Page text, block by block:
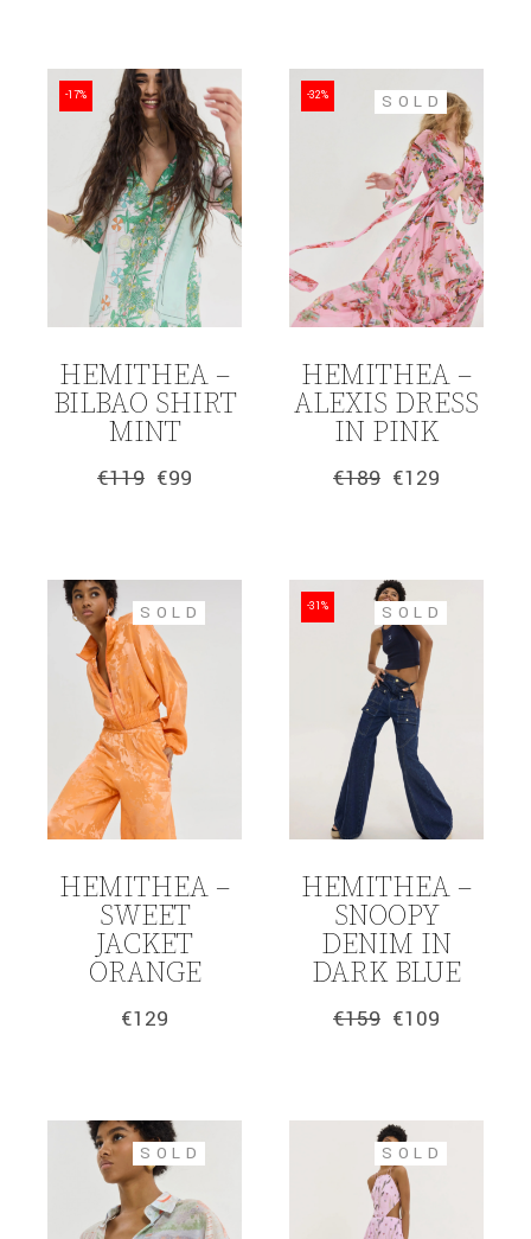
€79.
-17%
HEMITHEA –
BILBAO SHIRT
MINT
€119
Original
€99
Η
€99.
-32% SOLD
HEMITHEA –
ALEXIS DRESS
IN PINK
€189
Original
€129
Η
€129.
SOLD
HEMITHEA –
SWEET
JACKET
ORANGE
€129
-31% SOLD
HEMITHEA –
SNOOPY
DENIM IN
DARK BLUE
€159
Original
€109
Η
€109.
SOLD SOLD